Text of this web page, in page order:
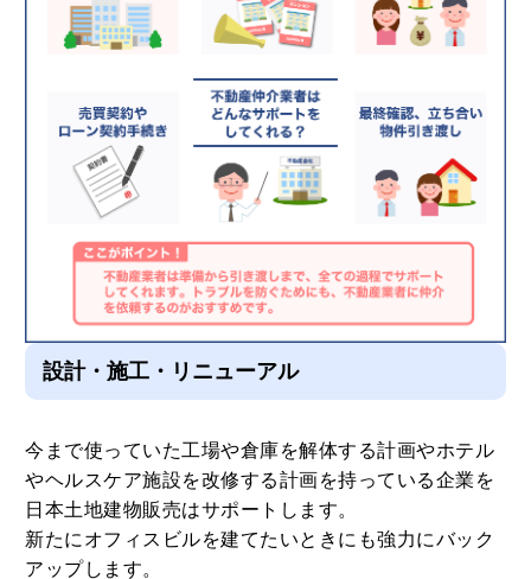
設計・施工・リニューアル
今まで使っていた工場や倉庫を解体する計画やホテル
やヘルスケア施設を改修する計画を持っている企業を
日本土地建物販売はサポートします。
新たにオフィスビルを建てたいときにも強力にバック
アップします。